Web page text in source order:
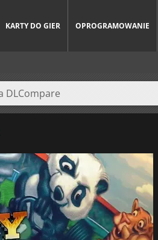
KARTY DO GIER OPROGRAMOWANIE